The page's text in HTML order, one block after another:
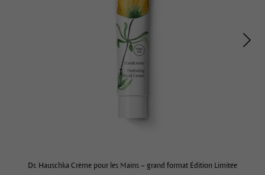
Dr. Hauschka Crème pour les Mains – grand format Édition Limitée